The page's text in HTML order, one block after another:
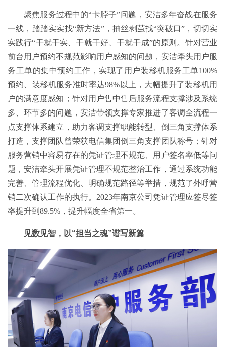
聚焦服务过程中的“卡脖子”问题，安洁多年奋战在服务
一线，踏踏实实找“新方法”，抽丝剥茧找“突破口”，切切实
实践行“干就干实、干就干好、干就干成”的原则。针对营业
前台用户预约不规范影响用户感知的问题，安洁牵头用户服
务工单的集中预约工作，实现了用户装移机服务工单100%
预约、装移机服务准时率达98%以上，大幅提升了装移机用
户的满意度感知；针对用户售中售后服务流程支撑涉及系统
多、环节多的问题，安洁带领支撑专家推进了客调全流程一
点支撑体系建立，助力客调支撑职能转型、倒三角支撑体系
打造，支撑团队曾荣获电信集团倒三角支撑团队称号；针对
服务营销中容易存在的凭证管理不规范、用户签名率低等问
题，安洁牵头开展凭证管理不规范整治工作，通过系统功能
完善、管理流程优化、明确规范路径等举措，规范了外呼营
销二次确认工作的执行。2023年南京公司凭证管理应签尽签
率提升到89.5%，提升幅度全省第一。
见数见智，以“担当之魂”谱写新篇